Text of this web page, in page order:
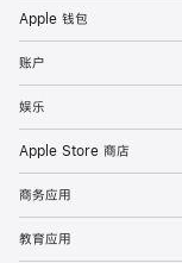
Apple 钱包
账户
娱乐
Apple Store 商店
商务应用
教育应用